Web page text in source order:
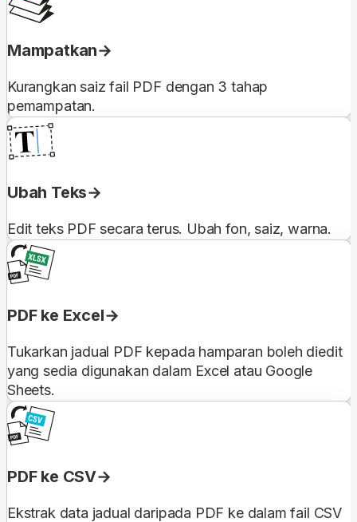
Mampatkan
Kurangkan saiz fail PDF dengan 3 tahap
pemampatan.
Ubah Teks
Edit teks PDF secara terus. Ubah fon, saiz, warna.
PDF ke Excel
Tukarkan jadual PDF kepada hamparan boleh diedit
yang sedia digunakan dalam Excel atau Google
Sheets.
PDF ke CSV
Ekstrak data jadual daripada PDF ke dalam fail CSV